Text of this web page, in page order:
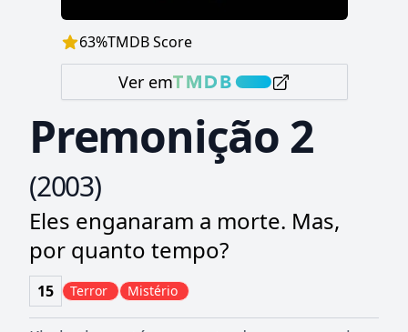
63%TMDB Score
Ver em
Premonição 2
(2003)
Eles enganaram a morte. Mas,
por quanto tempo?
15 Terror Mistério